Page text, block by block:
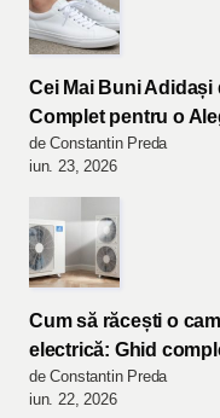
Cei Mai Buni Adidași
Complet pentru o
de Constantin Preda
iun. 23, 2026
Cum să răcești o
electrică: Ghid
de Constantin Preda
iun. 22, 2026